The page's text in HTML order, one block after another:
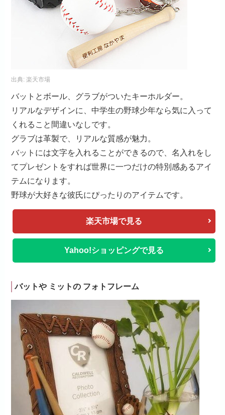
出典:楽天市場
バットとボール、グラブがついたキーホルダー。
リアルなデザインに、中学生の野球少年なら気に入って
くれること間違いなしです。
グラブは革製で、リアルな質感が魅力。
バットには文字を入れることができるので、名入れをし
てプレゼントをすれば世界に一つだけの特別感あるアイ
テムになります。
野球が大好きな彼氏にぴったりのアイテムです。
楽天市場で見る
Yahoo!ショッピングで見る
バットや ミットの フォトフレーム